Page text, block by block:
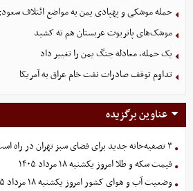
حمله موشکی و پهپادی یمن به مواضع ائتلاف
موشک‌های پاتریوت عربستان هم ته‌ کشید
یک حمله، معادله جنگ یمن را تغییر داد
تداوم توقف صادرات نفت خام عراق به آمریکا
عناوین برگزیده
۳ تصفیه‌خانه جدید برای فضای سبز تهران در راه است
قیمت سکه و طلا امروز یکشنبه ۱۸ مرداد ۱۴۰۵
وضعیت آب و هوای کشور امروز یکشنبه ۱۸ مرداد ۱۴۰۵